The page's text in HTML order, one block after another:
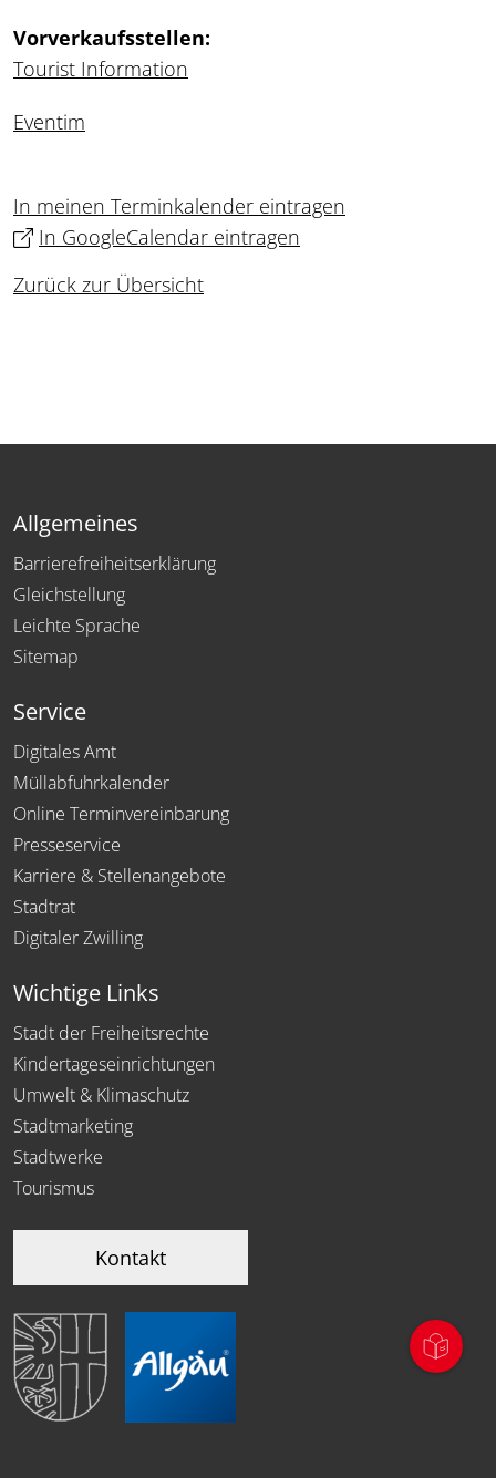
Vorverkaufsstellen:
Tourist Information
Eventim
In meinen Terminkalender eintragen
In GoogleCalendar eintragen
Zurück zur Übersicht
Allgemeines
Barrierefreiheitserklärung
Gleichstellung
Leichte Sprache
Sitemap
Service
Digitales Amt
Müllabfuhrkalender
Online Terminvereinbarung
Presseservice
Karriere & Stellenangebote
Stadtrat
Digitaler Zwilling
Wichtige Links
Stadt der Freiheitsrechte
Kindertageseinrichtungen
Umwelt & Klimaschutz
Stadtmarketing
Stadtwerke
Tourismus
Kontakt